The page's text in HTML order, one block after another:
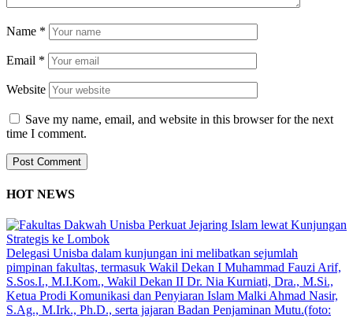
Name *
Email *
Website
Save my name, email, and website in this browser for the next
time I comment.
HOT NEWS
Delegasi Unisba dalam kunjungan ini melibatkan sejumlah
pimpinan fakultas, termasuk Wakil Dekan I Muhammad Fauzi Arif,
S.Sos.I., M.I.Kom., Wakil Dekan II Dr. Nia Kurniati, Dra., M.Si.,
Ketua Prodi Komunikasi dan Penyiaran Islam Malki Ahmad Nasir,
S.Ag., M.Irk., Ph.D., serta jajaran Badan Penjaminan Mutu.(foto: